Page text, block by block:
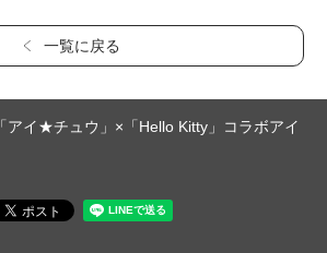
一覧に戻る
「アイ★チュウ」×「Hello Kitty」コラボアイ